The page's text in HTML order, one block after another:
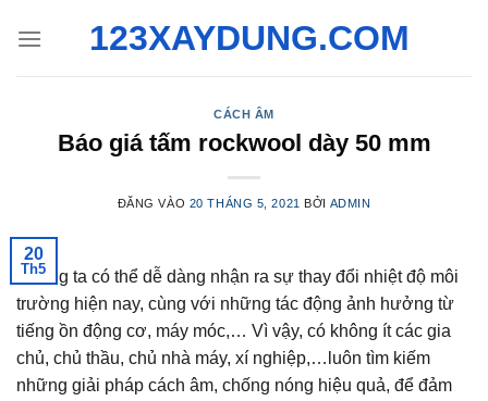
qua
123XAYDUNG.COM
CÁCH ÂM
Báo giá tấm rockwool dày 50 mm
ĐĂNG VÀO 20 THÁNG 5, 2021 BỞI ADMIN
20
Th5
Chúng ta có thể dễ dàng nhận ra sự thay đổi nhiệt độ môi
trường hiện nay, cùng với những tác động ảnh hưởng từ
tiếng ồn động cơ, máy móc,… Vì vậy, có không ít các gia
chủ, chủ thầu, chủ nhà máy, xí nghiệp,…luôn tìm kiếm
những giải pháp cách âm, chống nóng hiệu quả, để đảm